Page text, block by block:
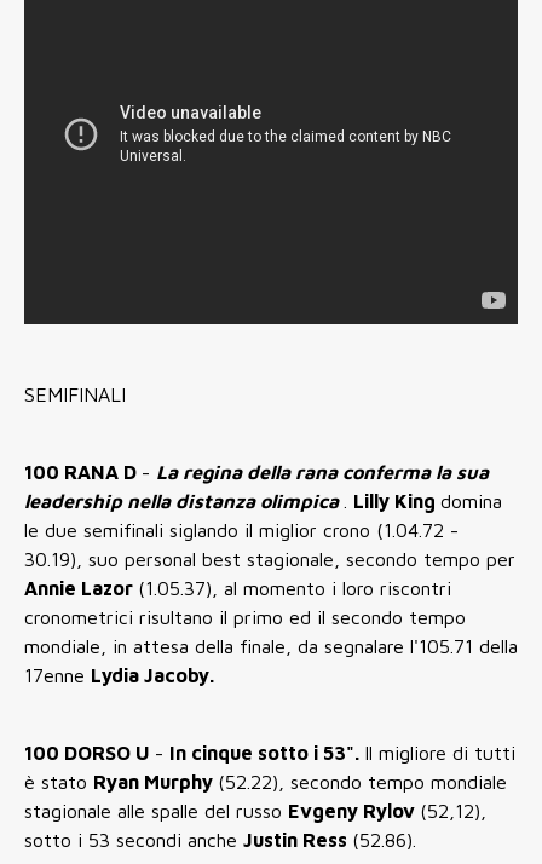
SEMIFINALI
100 RANA D - La regina della rana conferma la sua
leadership nella distanza olimpica
Lilly King domina
le due semifinali siglando il miglior crono (1.04.72 -
30.19), suo personal best stagionale, secondo tempo per
Annie Lazor (1.05.37), al momento i loro riscontri
cronometrici risultano il primo ed il secondo tempo
mondiale, in attesa della finale, da segnalare l'105.71 della
17enne Lydia Jacoby.
100 DORSO U - In cinque sotto i 53". Il migliore di tutti
è stato Ryan Murphy (52.22), secondo tempo mondiale
stagionale alle spalle del russo Evgeny Rylov (52,12),
sotto i 53 secondi anche Justin Ress (52.86).